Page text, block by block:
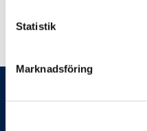
Statistik
Marknadsföring